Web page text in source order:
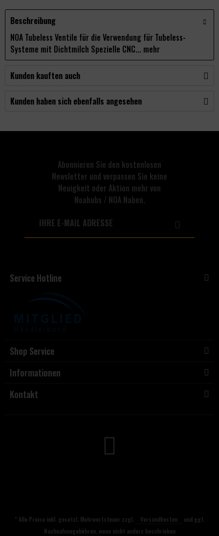
Beschreibung
NOA Tubeless Ventile für die Verwendung für Tubeless-
Systeme mit Dichtmilch Spezielle CNC... mehr
Kunden kauften auch
Kunden haben sich ebenfalls angesehen
Abonnieren Sie den kostenlosen
Newsletter und verpassen Sie keine
Neuigkeit oder Aktion mehr von
Noahubs / NOA Naben.
Service Hotline
Shop Service
Informationen
Kontakt
* Alle Preise inkl. gesetzl. Mehrwertsteuer zzgl. Versandkosten
und ggf.
Nachnahmegebühren, wenn nicht anders beschrieben